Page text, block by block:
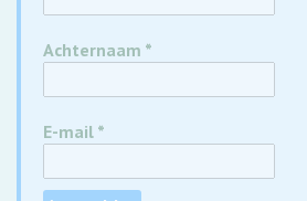
Achternaam *
E-mail *